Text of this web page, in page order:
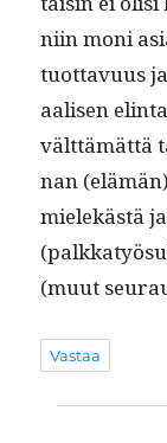
niin moni
tuot­tavu­us
aalisen
vält­tämät­tä
nan
mielekästä
(muut
Vastaa